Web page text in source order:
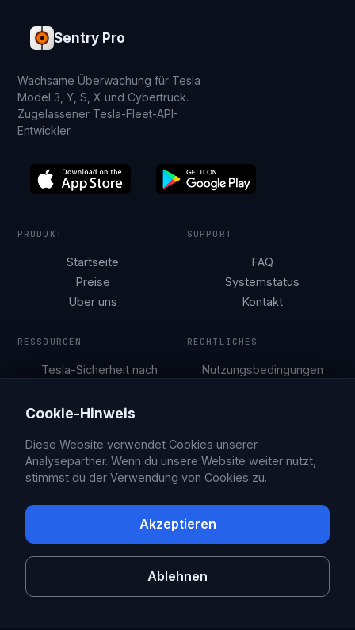
Sentry Pro
Wachsame Überwachung für Tesla
Model 3, Y, S, X und Cybertruck.
Zugelassener Tesla-Fleet-API-
Entwickler.
PRODUKT
Startseite
Preise
Über uns
SUPPORT
FAQ
Systemstatus
Kontakt
RESSOURCEN
Tesla-Sicherheit nach
Parkleitfäden
RECHTLICHES
Nutzungsbedingungen
Sentry Pro ist eine unabhängige App, die nicht mit Tesla, Inc.
verbunden oder von Tesla unterstützt wird. Tesla ist eine Marke von
Tesla, Inc.
Cookie-Hinweis
Diese Website verwendet Cookies unserer
Analysepartner. Wenn du unsere Website weiter nutzt,
stimmst du der Verwendung von Cookies zu.
Akzeptieren
Ablehnen